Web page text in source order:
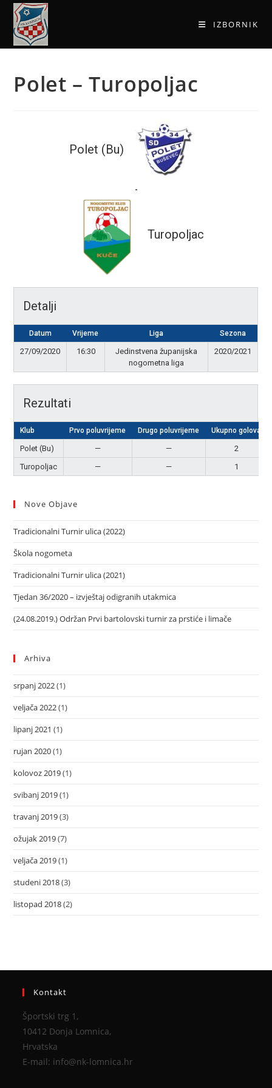
IZBORNIK
Polet – Turopoljac
Polet (Bu)
-
Turopoljac
Detalji
Datum Vrijeme Liga Sezona
27/09/2020 16:30
Jedinstvena županijska
nogometna liga
2020/2021
Rezultati
Klub Prvo poluvrijeme Drugo poluvrijeme Ukupno golova
Polet (Bu) — —
2
Turopoljac
— — 1
Nove Objave
Tradicionalni Turnir ulica (2022)
Škola nogometa
Tradicionalni Turnir ulica (2021)
Tjedan 36/2020 – izvještaj odigranih utakmica
(24.08.2019.) Održan Prvi bartolovski turnir za prstiće i limače
Arhiva
srpanj 2022(1)
veljača 2022(1)
lipanj 2021 (1)
rujan 2020(1)
kolovoz 2019(1)
svibanj 2019(1)
travanj 2019(3)
ožujak 2019(7)
veljača 2019(1)
studeni 2018(3)
listopad 2018(2)
Kontakt
Športski trg 1,
10412 Donja Lomnica,
Hrvatska
E-mail: info@nk-lomnica.hr